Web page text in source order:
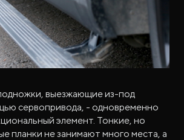
выезжающие из-под
сервопривода, - одновременно
элемент. Тонкие, но
планки не занимают много места, а